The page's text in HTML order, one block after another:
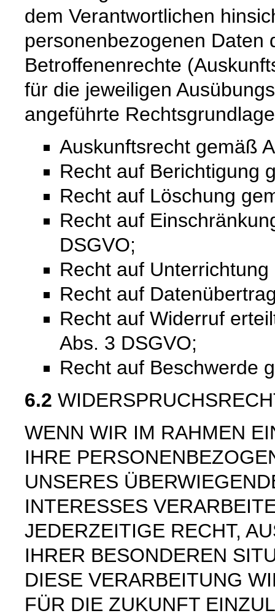
dem Verantwortlichen
personenbezogenen Daten
Betroffenenrechte
für die jeweiligen
angeführte
Auskunftsrecht gemäß
Recht auf Berichtigung
Recht auf Löschung
Recht auf
DSGVO;
Recht auf
Recht auf
Recht auf Widerruf
Abs. 3 DSGVO;
Recht auf Beschwerde
6.2
WENN WIR IM RAHMEN
IHRE
UNSERES
INTERESSES
JEDERZEITIGE RECHT,
IHRER BESONDEREN
DIESE VERARBEITUNG
FÜR DIE ZUKUNFT